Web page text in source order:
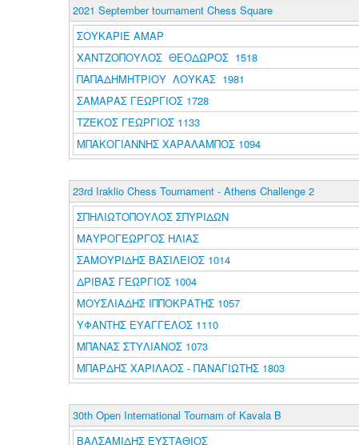
2021 September tournament Chess Square
ΣΟΥΚΑΡΙΕ ΑΜΑΡ
ΧΑΝΤΖΟΠΟΥΛΟΣ ΘΕΟΔΩΡΟΣ 1518
ΠΑΠΑΔΗΜΗΤΡΙΟΥ ΛΟΥΚΑΣ 1981
ΣΑΜΑΡΑΣ ΓΕΩΡΓΙΟΣ 1728
ΤΖΕΚΟΣ ΓΕΩΡΓΙΟΣ 1133
ΜΠΑΚΟΓΙΑΝΝΗΣ ΧΑΡΑΛΑΜΠΟΣ 1094
23rd Iraklio Chess Tournament - Athens Challenge 2
ΣΠΗΛΙΩΤΟΠΟΥΛΟΣ ΣΠΥΡΙΔΩΝ
ΜΑΥΡΟΓΕΩΡΓΟΣ ΗΛΙΑΣ
ΣΑΜΟΥΡΙΔΗΣ ΒΑΣΙΛΕΙΟΣ 1014
ΔΡΙΒΑΣ ΓΕΩΡΓΙΟΣ 1004
ΜΟΥΣΛΙΑΔΗΣ ΙΠΠΟΚΡΑΤΗΣ 1057
ΥΦΑΝΤΗΣ ΕΥΑΓΓΕΛΟΣ 1110
ΜΠΑΝΑΣ ΣΤΥΛΙΑΝΟΣ 1073
ΜΠΑΡΔΗΣ ΧΑΡΙΛΑΟΣ - ΠΑΝΑΓΙΩΤΗΣ 1803
30th Open International Tournam of Kavala B
ΒΑΛΣΑΜΙΔΗΣ ΕΥΣΤΑΘΙΟΣ